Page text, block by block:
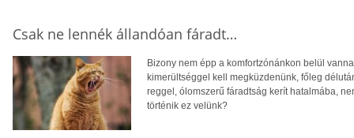
Csak ne lennék állandóan fáradt…
Bizony nem épp a komfortzónánkon belül
kimerültséggel kell megküzdenünk, főleg
reggel, ólomszerű fáradtság kerít hatalmába,
történik ez velünk?